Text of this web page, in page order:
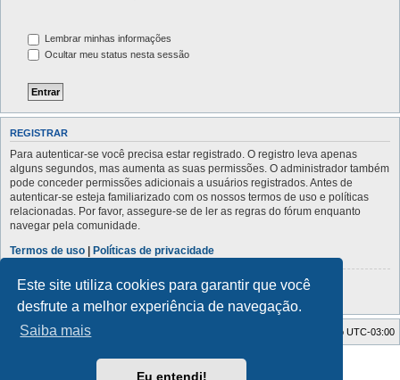
Este site utiliza cookies para garantir que você
desfrute a melhor experiência de navegação.
Saiba mais
Eu entendi!
Lembrar minhas informações
Ocultar meu status nesta sessão
REGISTRAR
Para autenticar-se você precisa estar registrado. O registro leva apenas
alguns segundos, mas aumenta as suas permissões. O administrador também
pode conceder permissões adicionais a usuários registrados. Antes de
autenticar-se esteja familiarizado com os nossos termos de uso e políticas
relacionadas. Por favor, assegure-se de ler as regras do fórum enquanto
navegar pela comunidade.
Termos de uso | Políticas de privacidade
Registrar
Índice do fórum Todos os horários são UTC-03:00
Powered byphpBB® Forum Software © phpBB Limited
Traduzido por: Suporte phpBB